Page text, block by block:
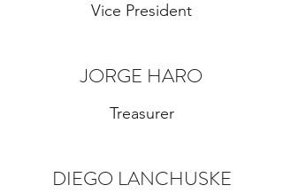
Vice President
JORGE HARO
Treasurer
DIEGO LANCHUSKE